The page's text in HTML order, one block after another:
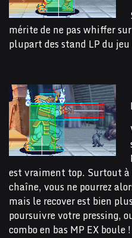
mérite de ne pas whiffer
plupart des stand LP du
est vraiment top. Surtout
chaîne, vous ne pourrez
mais le recover est bien
poursuivre votre pressing,
combo en bas MP EX boule